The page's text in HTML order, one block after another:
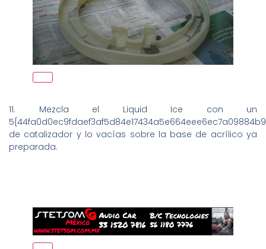
11. Mezcla el Liquid Ice con un
de catalizador y lo vacías sobre la base de acrílico ya
preparada.